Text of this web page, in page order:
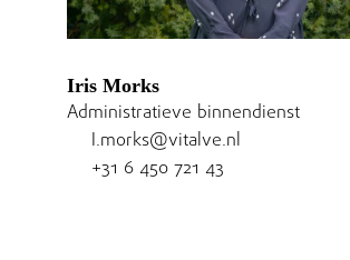
Iris Morks
Administratieve binnendienst
I.morks@vitalve.nl
+31 6 450 721 43